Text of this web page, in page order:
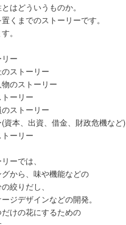
はどういうものか。
くまでのストーリーです。
。
ー
ストーリー
のストーリー
ーリー
ストーリー
(資本、出資、借金、財政危機など)
ーリー
ーでは、
から、味や機能などの
絞りだし、
ジデザインなどの開発。
けの花にするための